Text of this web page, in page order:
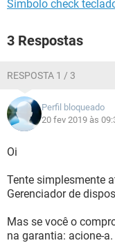
Simbolo check
3 Respostas
RESPOSTA 1 / 3
Perfil bloqueado
20 fev 2019 às
Oi
Tente simplesmente
Gerenciador de
Mas se você o
na garantia: acione-a.